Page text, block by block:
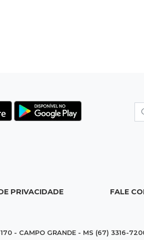
PRIVACIDADE FALE
- CAMPO GRANDE - MS (67) 3316-